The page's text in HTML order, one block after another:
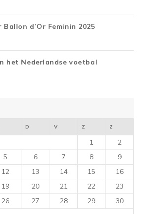
d’Or Feminin 2025
het Nederlandse voetbal
D V Z Z
1
2
5 6 7 8
9
12 13 14 15
16
19 20 21 22
23
26 27 28 29
30